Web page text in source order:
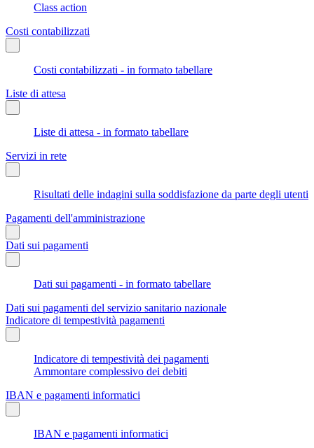
Class action
Costi contabilizzati
Costi contabilizzati - in formato tabellare
Liste di attesa
Liste di attesa - in formato tabellare
Servizi in rete
Risultati delle indagini sulla soddisfazione da parte degli utenti
Pagamenti dell'amministrazione
Dati sui pagamenti
Dati sui pagamenti - in formato tabellare
Dati sui pagamenti del servizio sanitario nazionale
Indicatore di tempestività pagamenti
Indicatore di tempestività dei pagamenti
Ammontare complessivo dei debiti
IBAN e pagamenti informatici
IBAN e pagamenti informatici